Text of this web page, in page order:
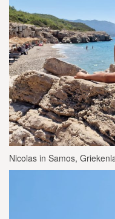
Nicolas in Samos,